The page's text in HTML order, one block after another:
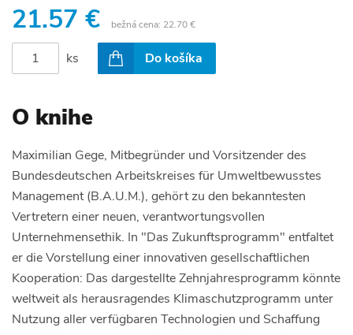
21.57 € bežná cena: 22.70 €
ks Do košíka
O knihe
Maximilian Gege, Mitbegründer und Vorsitzender des
Bundesdeutschen Arbeitskreises für Umweltbewusstes
Management (B.A.U.M.), gehört zu den bekanntesten
Vertretern einer neuen, verantwortungsvollen
Unternehmensethik. In "Das Zukunftsprogramm" entfaltet
er die Vorstellung einer innovativen gesellschaftlichen
Kooperation: Das dargestellte Zehnjahresprogramm könnte
weltweit als herausragendes Klimaschutzprogramm unter
Nutzung aller verfügbaren Technologien und Schaffung